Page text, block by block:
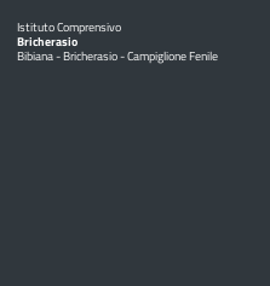
Istituto Comprensivo
Bricherasio
Bibiana - Bricherasio - Campiglione Fenile